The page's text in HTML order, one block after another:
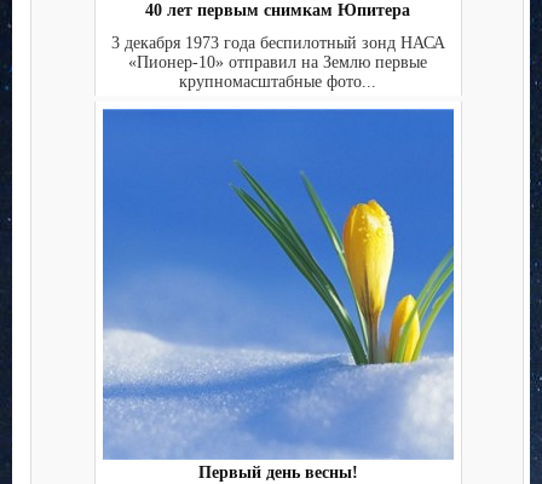
40 лет первым снимкам Юпитера
3 декабря 1973 года беспилотный зонд НАСА
«Пионер-10» отправил на Землю первые
крупномасштабные фото...
Первый день весны!